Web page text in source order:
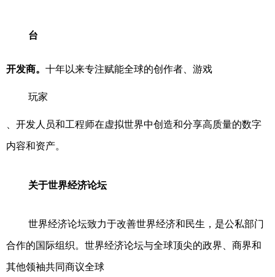
台
开发商。 十年以来专注赋能全球的创作者、游戏
玩家
、开发人员和工程师在虚拟世界中创造和分享高质量的数字
内容和资产。
关于世界经济论坛
世界经济论坛致力于改善世界经济和民生，是公私部门
合作的国际组织。世界经济论坛与全球顶尖的政界、商界和
其他领袖共同商议全球